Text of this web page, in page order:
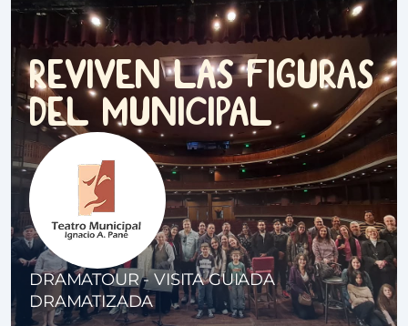
REVIVEN LAS FIGURAS
DEL MUNICIPAL
DRAMATOUR - VISITA GUIADA
DRAMATIZADA